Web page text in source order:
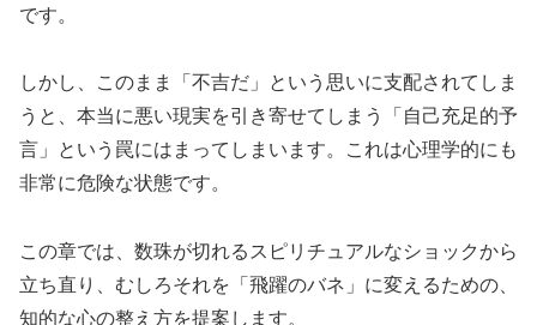
です。
しかし、このまま「不吉だ」という思いに支配されてしま
うと、本当に悪い現実を引き寄せてしまう「自己充足的予
言」という罠にはまってしまいます。これは心理学的にも
非常に危険な状態です。
この章では、数珠が切れるスピリチュアルなショックから
立ち直り、むしろそれを「飛躍のバネ」に変えるための、
知的な心の整え方を提案します。